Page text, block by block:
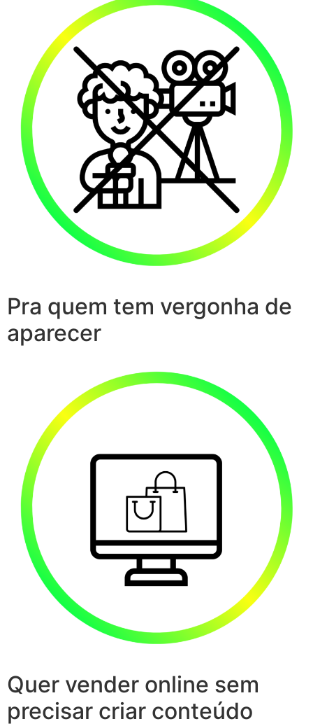
Pra quem tem vergonha de
aparecer
Quer vender online sem
precisar criar conteúdo